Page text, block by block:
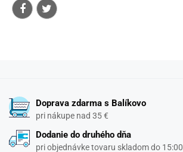
Doprava zdarma s Balíkovo
pri nákupe nad 35 €
Dodanie do druhého dňa
pri objednávke tovaru skladom do 15:00